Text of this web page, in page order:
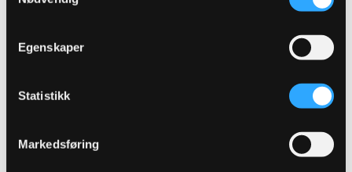
Egenskaper
Statistikk
Markedsføring